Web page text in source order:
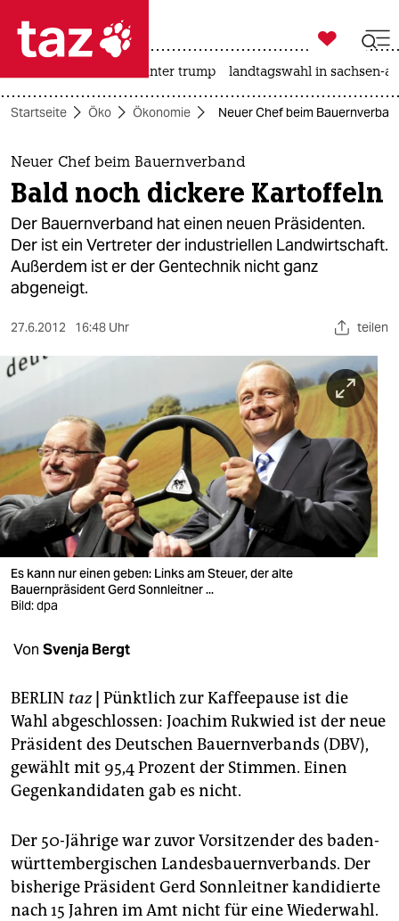
 taz zahl ich
taz zahl ich
themen
politik
öko
gesellschaft
kultur
sport
berlin
nord
wahrheit
verlag
verlag
veranstaltungen
fragen & hilfe
unterstützen
abo
genossenschaft
epaper login

taz zahl ich
usa unter trump landtagswahl in sachsen-
Startseite Öko Ökonomie Neuer Chef beim
Neuer Chef beim Bauernverband
Bald noch dickere Kartoffeln
Der Bauernverband hat einen neuen Präsidenten.
Der ist ein Vertreter der industriellen Landwirtschaft.
Außerdem ist er der Gentechnik nicht ganz
abgeneigt.
27.6.2012 16:48 Uhr teilen
Es kann nur einen geben: Links am Steuer, der alte
Bauernpräsident Gerd Sonnleitner ...
Bild: dpa
Von Svenja Bergt
BERLIN taz Pünktlich zur Kaffeepause ist die
Wahl abgeschlossen: Joachim Rukwied ist der neue
Präsident des Deutschen Bauernverbands (DBV),
gewählt mit 95,4 Prozent der Stimmen. Einen
Gegenkandidaten gab es nicht.
Der 50-Jährige war zuvor Vorsitzender des baden-
württembergischen Landesbauernverbands. Der
bisherige Präsident Gerd Sonnleitner kandidierte
nach 15 Jahren im Amt nicht für eine Wiederwahl.